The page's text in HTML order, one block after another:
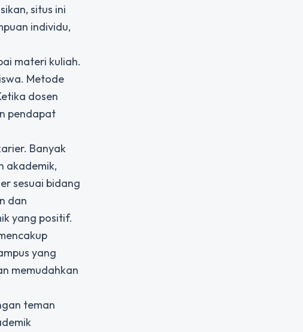
situs ini
individu,
materi kuliah.
Metode
dosen
pendapat
Banyak
akademik,
sesuai bidang
dan
yang positif.
yang
memudahkan
teman